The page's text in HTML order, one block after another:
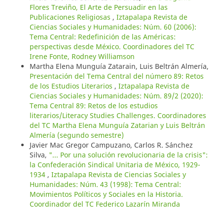
Flores Treviño, El Arte de Persuadir en las
Publicaciones Religiosas , Iztapalapa Revista de
Ciencias Sociales y Humanidades: Núm. 60 (2006):
Tema Central: Redefinición de las Américas:
perspectivas desde México. Coordinadores del TC
Irene Fonte, Rodney Williamson
Martha Elena Munguía Zatarain, Luis Beltrán Almería,
Presentación del Tema Central del número 89: Retos
de los Estudios Literarios , Iztapalapa Revista de
Ciencias Sociales y Humanidades: Núm. 89/2 (2020):
Tema Central 89: Retos de los estudios
literarios/Literacy Studies Challenges. Coordinadores
del TC Martha Elena Munguía Zatarian y Luis Beltrán
Almería (segundo semestre)
Javier Mac Gregor Campuzano, Carlos R. Sánchez
Silva, "... Por una solución revolucionaria de la crisis":
la Confederación Sindical Unitaria de México, 1929-
1934 , Iztapalapa Revista de Ciencias Sociales y
Humanidades: Núm. 43 (1998): Tema Central:
Movimientos Políticos y Sociales en la Historia.
Coordinador del TC Federico Lazarín Miranda